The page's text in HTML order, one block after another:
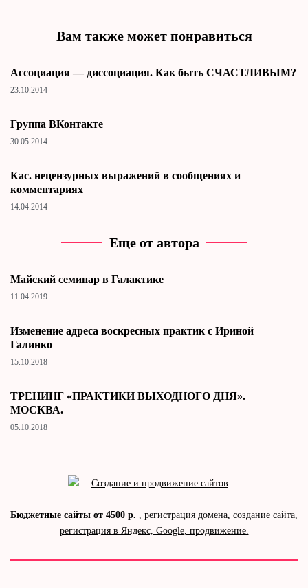
Вам также может понравиться
Ассоциация — диссоциация. Как быть СЧАСТЛИВЫМ?
23.10.2014
Группа ВКонтакте
30.05.2014
Кас. нецензурных выражений в сообщениях и
комментариях
14.04.2014
Еще от автора
Майский семинар в Галактике
11.04.2019
Изменение адреса воскресных практик с Ириной
Галинко
15.10.2018
ТРЕНИНГ «ПРАКТИКИ ВЫХОДНОГО ДНЯ».
МОСКВА.
05.10.2018
Бюджетные сайты от 4500 р.
, регистрация домена, создание сайта,
регистрация в Яндекс, Google, продвижение.